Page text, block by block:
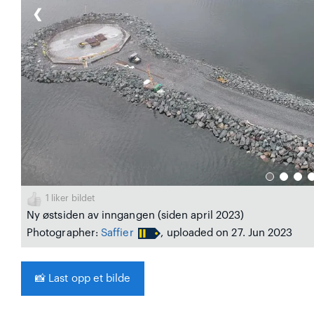
❮
1 liker bildet
Ny østsiden av inngangen (siden april 2023)
Photographer: Saffier , uploaded on 27. Jun 2023
📸 Last opp et bilde